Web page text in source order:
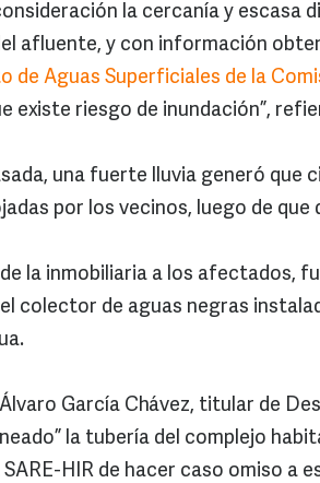
la cercanía y escasa
afluente, y con información
de Aguas Superficiales de la
existe riesgo de inundación”,
una fuerte lluvia generó que
por los vecinos, luego de que
la inmobiliaria a los afectados,
colector de aguas negras
García Chávez, titular de
la tubería del complejo
HIR de hacer caso omiso a